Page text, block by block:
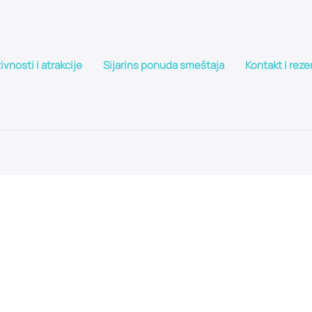
i atrakcije Sijarins ponuda smeštaja Kontakt i